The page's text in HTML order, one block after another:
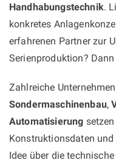
Handhabungstechnik.
konkretes
erfahrenen Partner zur
Serienproduktion?
Zahlreiche
Sondermaschinenbau,
Automatisierung
Konstruktionsdaten
Idee über die